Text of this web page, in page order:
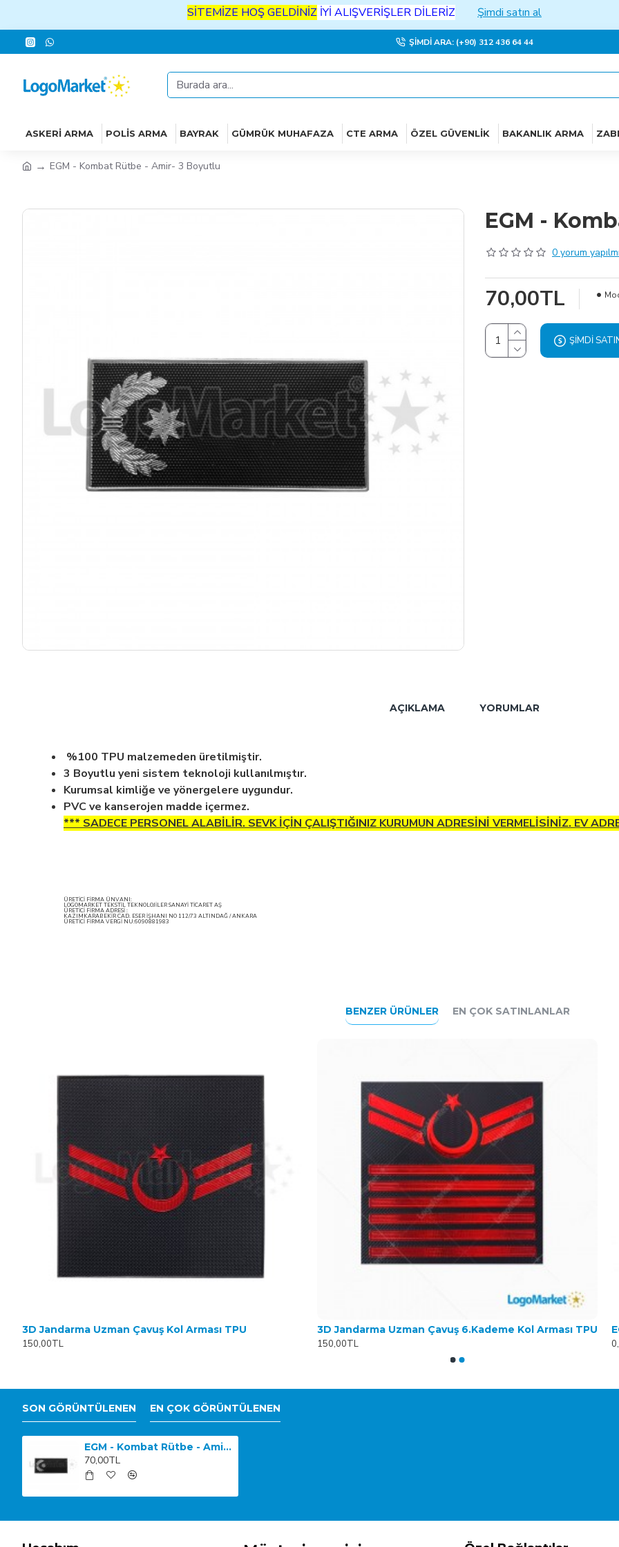
SİTEMİZEHOŞGELDİNİZİYİALIŞVERİŞLER DİLERİZ Şimdi satın al
ŞIMDI ARA: (+90) 312 436 64 44
ASKERI ARMA POLIS ARMA BAYRAK GÜMRÜK MUHAFAZA CTE ARMA ÖZEL GÜVENLIK BAKANLIK ARMA
EGM - Kombat Rütbe - Amir- 3 Boyutlu
EGM -
0 yorum
70,00TL
ŞIMDI
AÇIKLAMA YORUMLAR
%100 TPU malzemeden üretilmiştir.
3 Boyutlu yeni sistem teknoloji kullanılmıştır.
Kurumsal kimliğe ve yönergelere uygundur.
PVC ve kanserojen madde içermez.
*** SADECE PERSONEL ALABİLİR. SEVK İÇİN ÇALIŞTIĞINIZ KURUMUN ADRESİNİ VERMELİSİNİZ. EV
ÜRETİCİ FİRMA ÜNVANI:
LOGOMARKET TEKSTİL TEKNOLOJİLER SANAYİ TİCARET AŞ
ÜRETİCİ FİRMA ADRESİ :
KAZIMKARABEKİR CAD. ESER İŞHANI NO 112/73 ALTINDAĞ / ANKARA
ÜRETİCİ FİRMA VERGİ NU:6090881983
BENZER ÜRÜNLER EN ÇOK SATINLANLAR
3D Jandarma Uzman Çavuş Kol Arması TPU
150,00TL
3D Jandarma Uzman Çavuş 6.Kademe Kol Arması TPU
150,00TL
SON GÖRÜNTÜLENEN EN ÇOK GÖRÜNTÜLENEN
EGM - Kombat Rütbe - Amir- 3 Boyutlu
70,00TL